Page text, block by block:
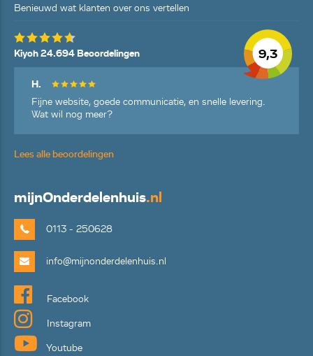
Benieuwd wat klanten over ons vertellen
9,3
Kiyoh 24.694 Beoordelingen
H.
Fijne website, goede communicatie, en snelle levering.
Wat wil nog meer?
Lees alle beoordelingen
mijnOnderdelenhuis.nl
0113 - 250628
info@mijnonderdelenhuis.nl
Facebook
Instagram
Youtube